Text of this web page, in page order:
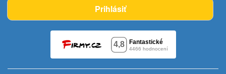
Prihlásiť